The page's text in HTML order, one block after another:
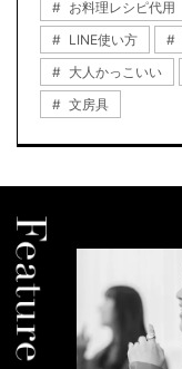
お料理レシピ代用
LINE使い方
大人かっこいい
文房具